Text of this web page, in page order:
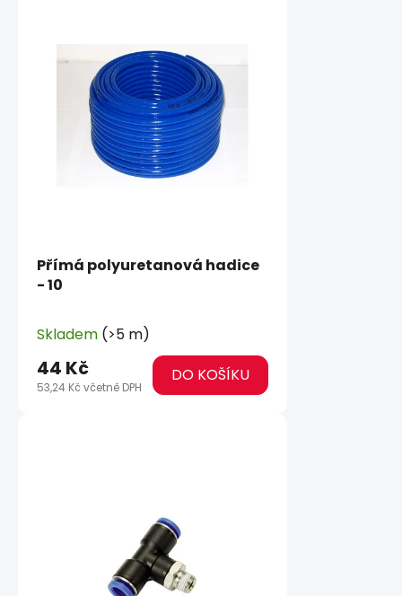
Přímá polyuretanová hadice
- 10
Skladem (>5 m)
53,24 Kč včetně DPH
44 Kč DO KOŠÍKU